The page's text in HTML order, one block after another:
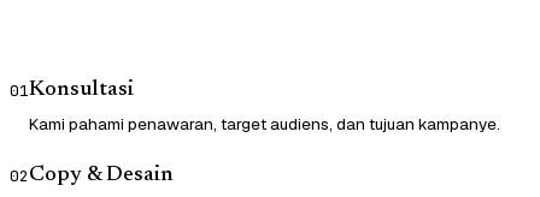
01Konsultasi
Kami pahami penawaran, target audiens, dan tujuan kampanye.
02Copy & Desain